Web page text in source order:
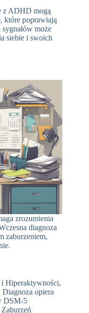
z ADHD mogą
które poprawiają
może
siebie i swoich
zrozumienia
diagnoza
zaburzeniem,
Hiperaktywności,
Diagnoza opiera
DSM-5